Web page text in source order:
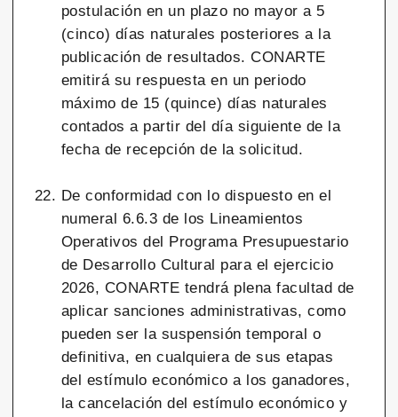
postulación en un plazo no mayor a 5
(cinco) días naturales posteriores a la
publicación de resultados. CONARTE
emitirá su respuesta en un periodo
máximo de 15 (quince) días naturales
contados a partir del día siguiente de la
fecha de recepción de la solicitud.
De conformidad con lo dispuesto en el
numeral 6.6.3 de los Lineamientos
Operativos del Programa Presupuestario
de Desarrollo Cultural para el ejercicio
2026, CONARTE tendrá plena facultad de
aplicar sanciones administrativas, como
pueden ser la suspensión temporal o
definitiva, en cualquiera de sus etapas
del estímulo económico a los ganadores,
la cancelación del estímulo económico y